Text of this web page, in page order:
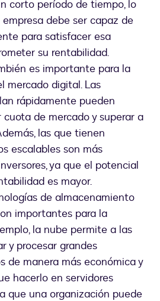
corto período de tiempo, lo
debe ser capaz de
para satisfacer esa
su rentabilidad.
es importante para la
mercado digital. Las
rápidamente pueden
de mercado y superar a
las que tienen
escalables son más
ya que el potencial
es mayor.
de almacenamiento
importantes para la
la nube permite a las
y procesar grandes
de manera más económica y
hacerlo en servidores
que una organización puede